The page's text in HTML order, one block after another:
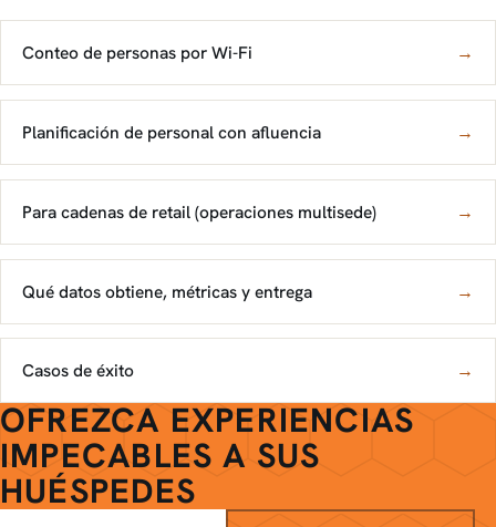
Conteo de personas por Wi-Fi →
Planificación de personal con afluencia →
Para cadenas de retail (operaciones multisede) →
Qué datos obtiene, métricas y entrega →
Casos de éxito →
OFREZCA EXPERIENCIAS
IMPECABLES A SUS
HUÉSPEDES